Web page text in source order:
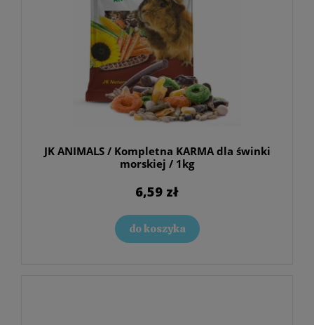
JK ANIMALS / Kompletna KARMA dla świnki
morskiej / 1kg
6,59 zł
do koszyka